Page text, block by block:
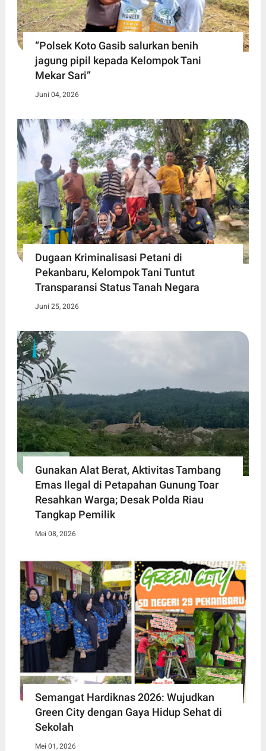
“Polsek Koto Gasib salurkan benih
jagung pipil kepada Kelompok Tani
Mekar Sari”
Juni 04, 2026
Dugaan Kriminalisasi Petani di
Pekanbaru, Kelompok Tani Tuntut
Transparansi Status Tanah Negara
Juni 25, 2026
Gunakan Alat Berat, Aktivitas Tambang
Emas Ilegal di Petapahan Gunung Toar
Resahkan Warga; Desak Polda Riau
Tangkap Pemilik
Mei 08, 2026
Semangat Hardiknas 2026: Wujudkan
Green City dengan Gaya Hidup Sehat di
Sekolah
Mei 01, 2026